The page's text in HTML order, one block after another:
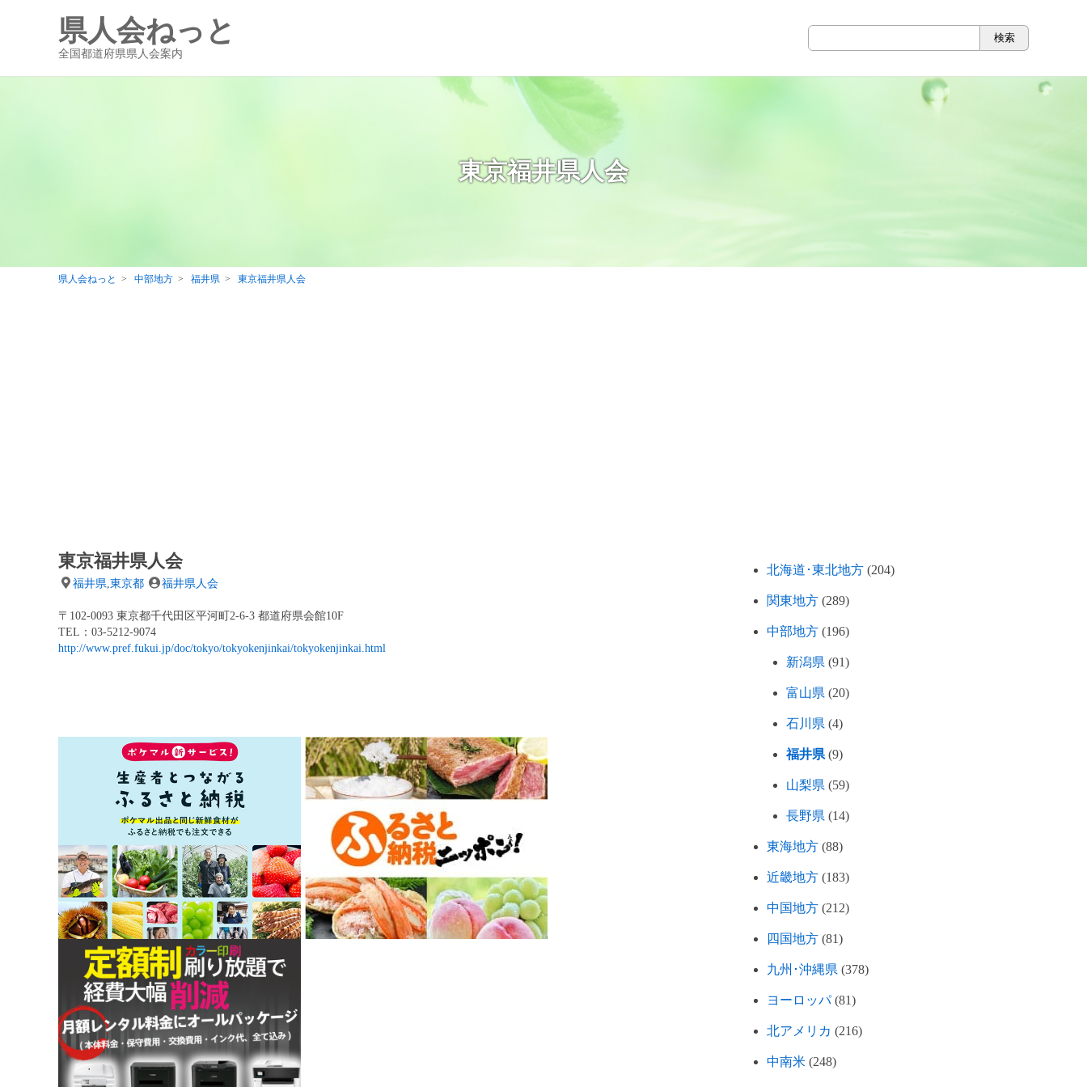
県人会ねっと
全国都道府県県人会案内
東京福井県人会
県人会ねっと 中部地方 福井県 東京福井県人会
東京福井県人会
福井県 東京都 福井県人会
〒102-0093 東京都千代田区平河町2-6-3 都道府県会館10F
TEL：03-5212-9074
http://www.pref.fukui.jp/doc/tokyo/tokyokenjinkai/tokyokenjinkai.html
北海道･東北地方 (204)
関東地方 (289)
中部地方 (196)
新潟県 (91)
富山県 (20)
石川県 (4)
福井県 (9)
山梨県 (59)
長野県 (14)
東海地方 (88)
近畿地方 (183)
中国地方 (212)
四国地方 (81)
九州･沖縄県 (378)
ヨーロッパ(81)
北アメリカ (216)
中南米 (248)